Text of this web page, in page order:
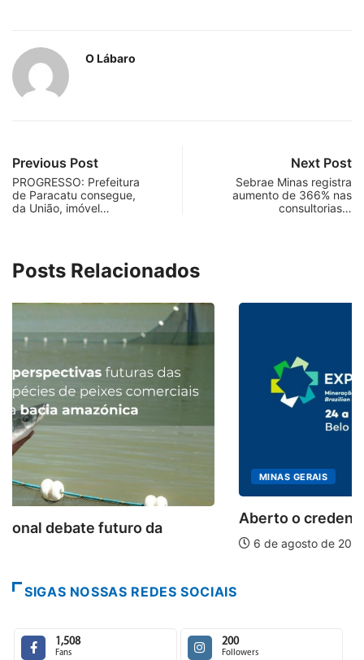
O Lábaro
Previous Post
PROGRESSO: Prefeitura
de Paracatu consegue,
da União, imóvel…
Next Post
Sebrae Minas registra
aumento de 366% nas
consultorias…
Posts Relacionados
MINAS GERAIS
Aberto o credenciamento de imprensa para a...
SIGAS NOSSAS REDES SOCIAIS
1,508
Fans
200
Followers